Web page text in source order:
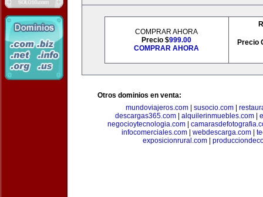
COMPRAR AHORA
Precio $999.00
COMPRAR AHORA
Precio
Otros dominios en venta:
mundoviajeros.com| susocio.com|
descargas365.com| alquilerinmuebles.com|
negocioytecnologia.com
infocomerciales.com| webdescarga.com|
exposicionrural.com